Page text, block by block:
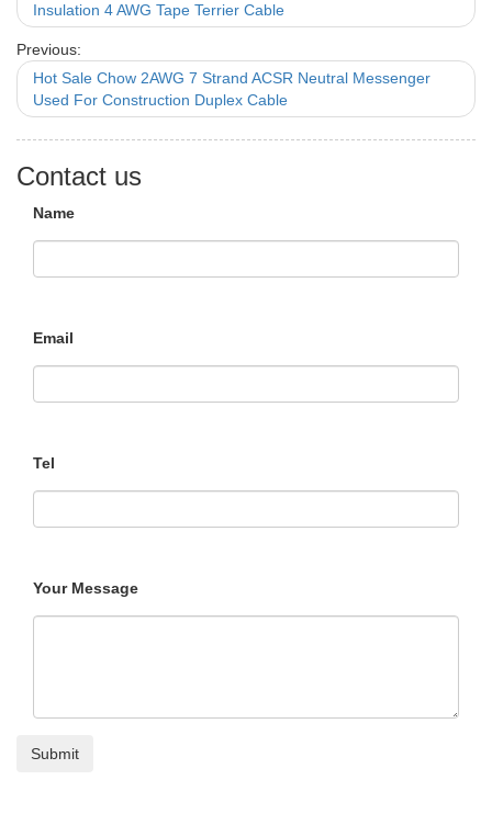
Insulation 4 AWG Tape Terrier Cable
Previous:
Hot Sale Chow 2AWG 7 Strand ACSR Neutral Messenger
Used For Construction Duplex Cable
Contact us
Name
Email
Tel
Your Message